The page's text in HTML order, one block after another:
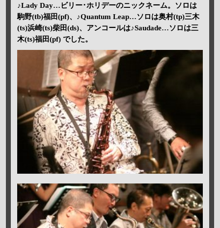
♪Lady Day…ビリー･ホリデーのニックネーム。ソロは
駒野(tb)福田(pf)、♪Quantum Leap…ソロは奥村(tp)三木
(ts)浜崎(ts)柴田(ds)、アンコールは♪Saudade…ソロは三
木(ts)福田(pf) でした。